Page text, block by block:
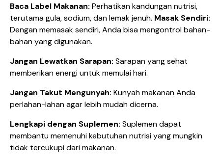
Baca Label Makanan: Perhatikan kandungan nutrisi,
terutama gula, sodium, dan lemak jenuh. Masak Sendiri:
Dengan memasak sendiri, Anda bisa mengontrol bahan-
bahan yang digunakan.
Jangan Lewatkan Sarapan: Sarapan yang sehat
memberikan energi untuk memulai hari.
Jangan Takut Mengunyah: Kunyah makanan Anda
perlahan-lahan agar lebih mudah dicerna.
Lengkapi dengan Suplemen: Suplemen dapat
membantu memenuhi kebutuhan nutrisi yang mungkin
tidak tercukupi dari makanan.